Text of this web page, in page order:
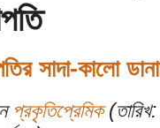
সাদা-কালো
প্রকৃতিপ্রেমিক